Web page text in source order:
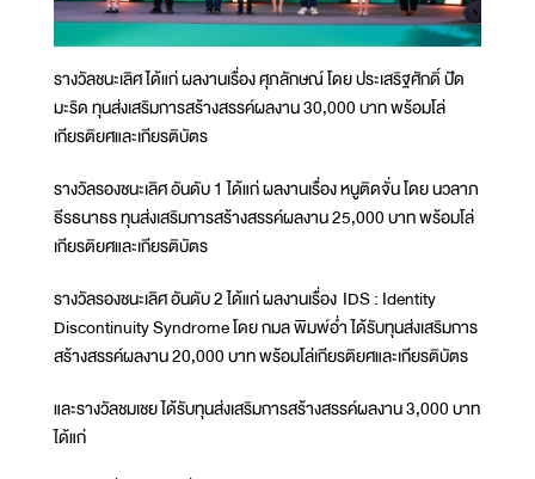
รางวัลชนะเลิศ ได้แก่ ผลงานเรื่อง ศุภลักษณ์ โดย ประเสริฐศักดิ์ ปัด
มะริด ทุนส่งเสริมการสร้างสรรค์ผลงาน 30,000 บาท พร้อมโล่
เกียรติยศและเกียรติบัตร
รางวัลรองชนะเลิศ อันดับ 1 ได้แก่ ผลงานเรื่อง หนูติดจั่น โดย นวลาภ
ธีรธนาธร ทุนส่งเสริมการสร้างสรรค์ผลงาน 25,000 บาท พร้อมโล่
เกียรติยศและเกียรติบัตร
รางวัลรองชนะเลิศ อันดับ 2 ได้แก่ ผลงานเรื่อง IDS : Identity
Discontinuity Syndrome โดย กมล พิมพ์อ่ำ ได้รับทุนส่งเสริมการ
สร้างสรรค์ผลงาน 20,000 บาท พร้อมโล่เกียรติยศและเกียรติบัตร
และรางวัลชมเชย ได้รับทุนส่งเสริมการสร้างสรรค์ผลงาน 3,000 บาท
ได้แก่